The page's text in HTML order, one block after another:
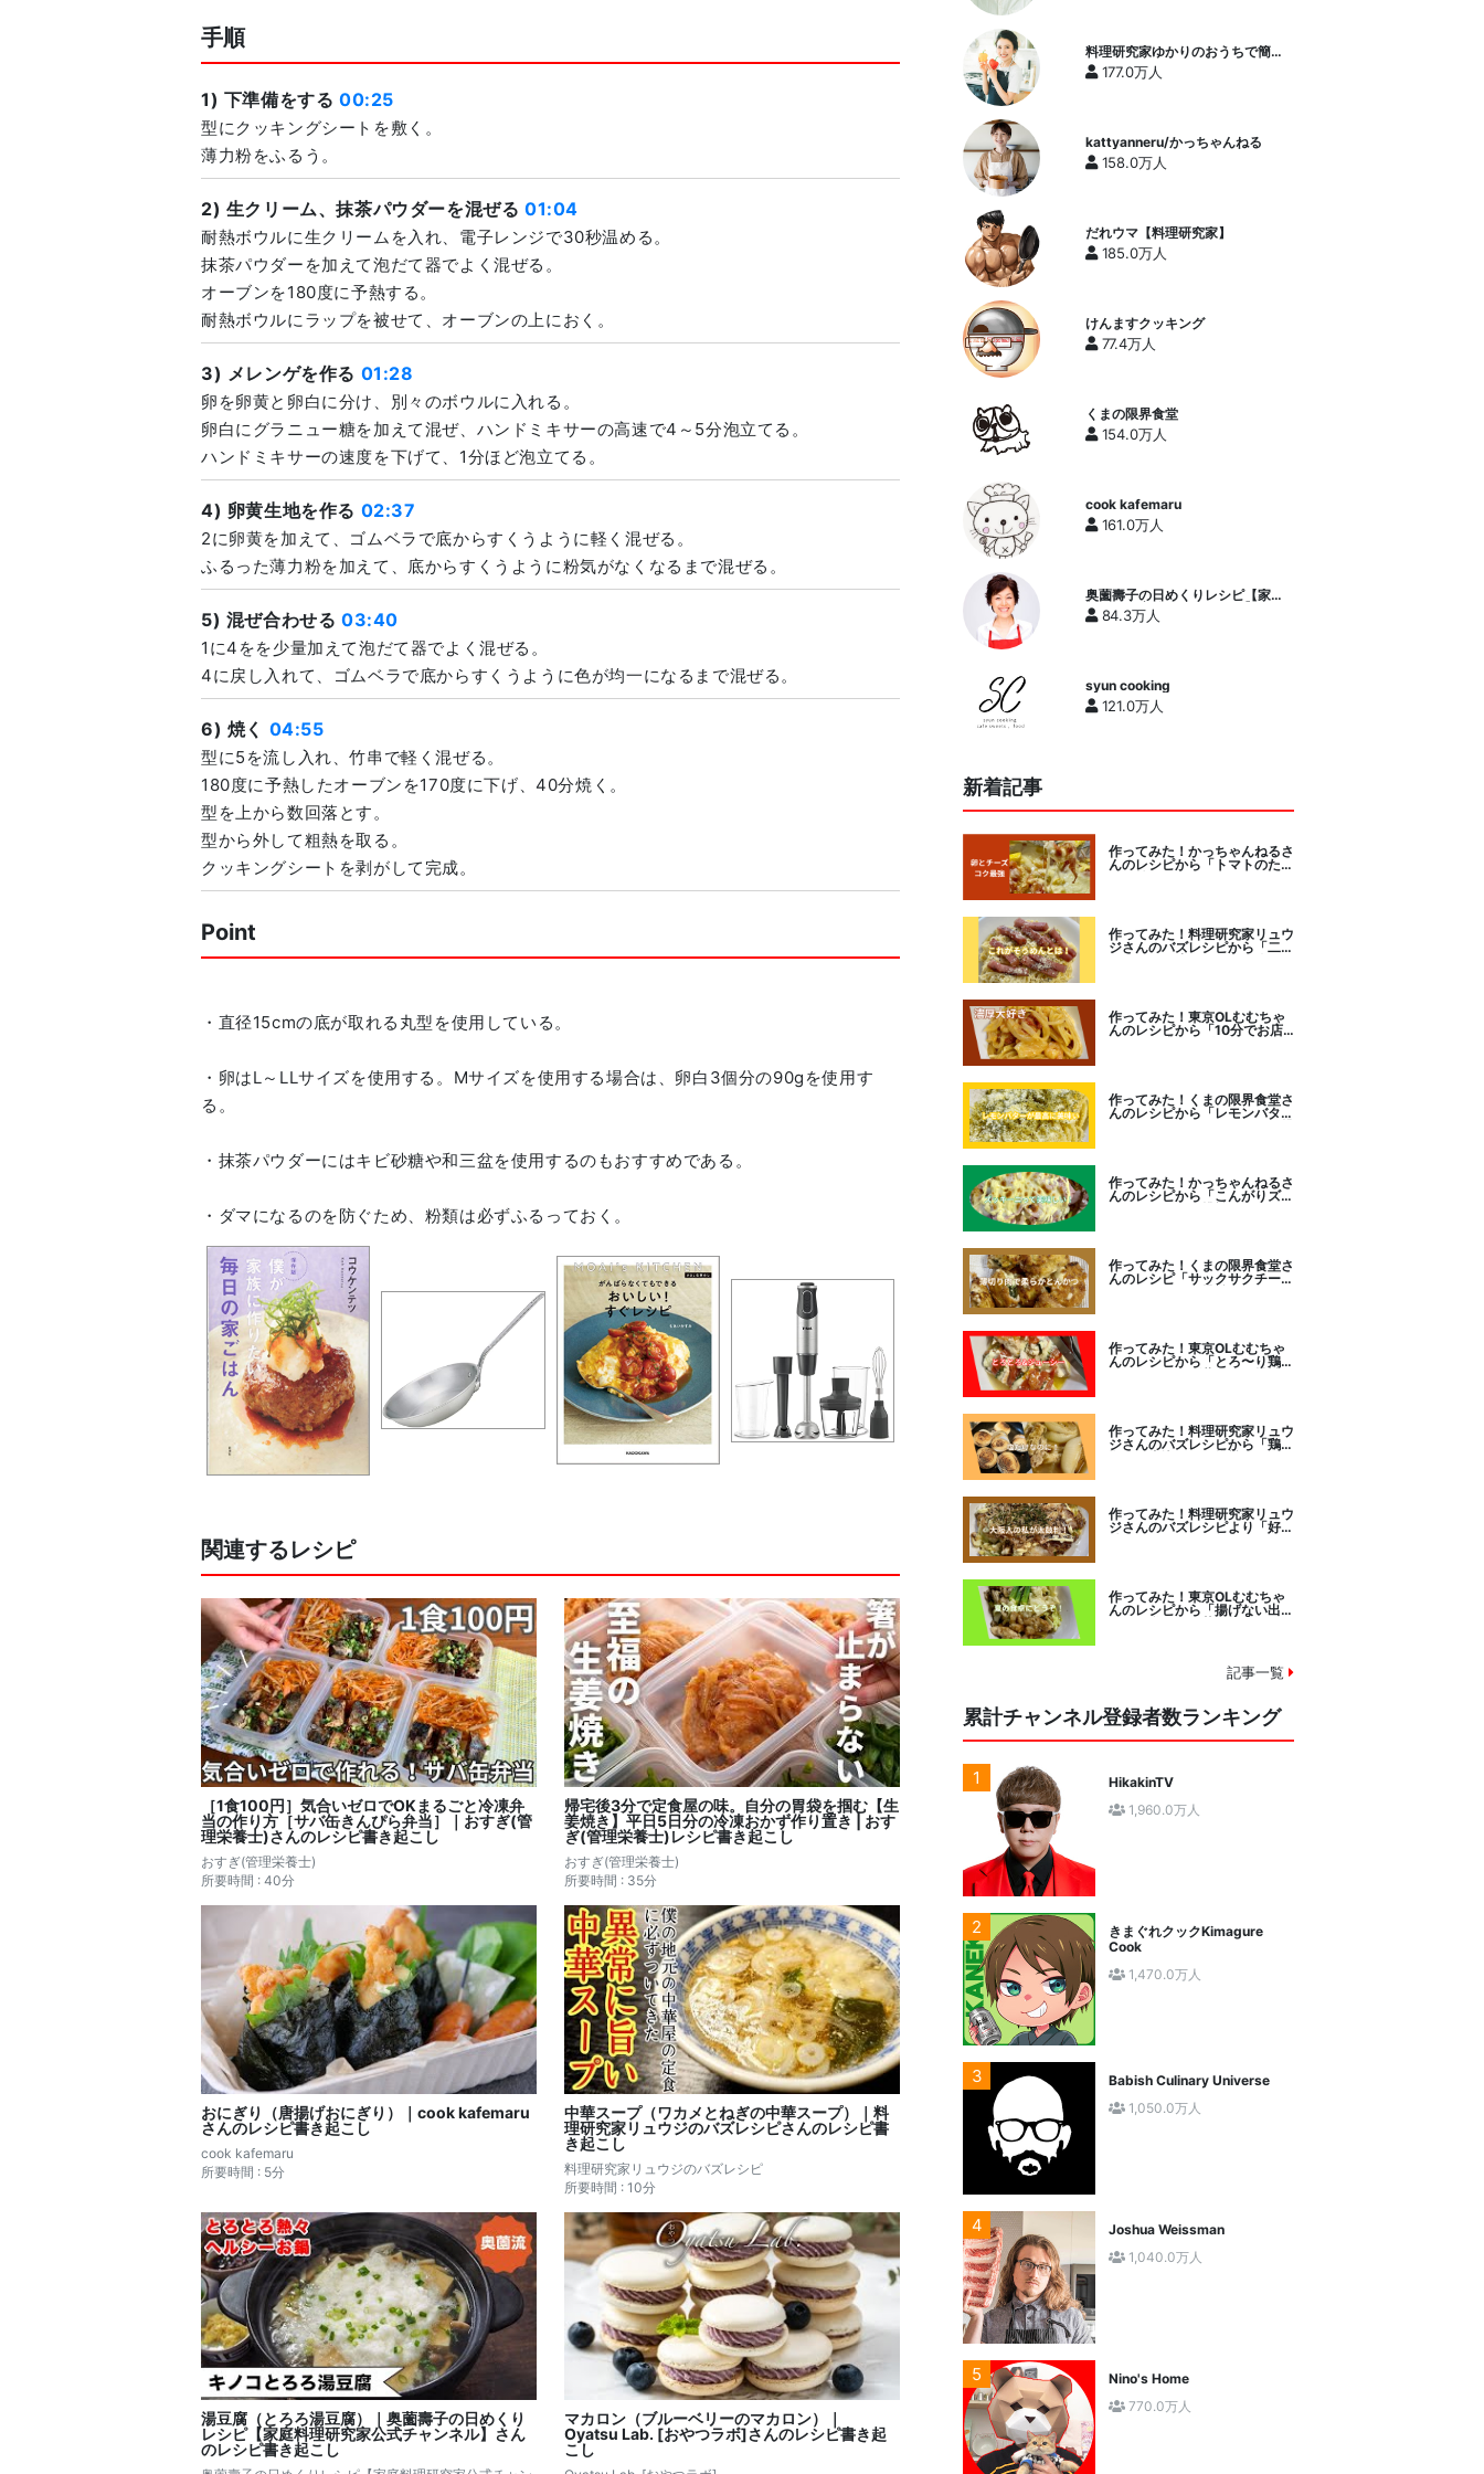
手順
1) 下準備をする00:25
型にクッキングシートを敷く。
薄力粉をふるう。
2) 生クリーム、抹茶パウダーを混ぜる01:04
耐熱ボウルに生クリームを入れ、電子レンジで30秒温める。
抹茶パウダーを加えて泡だて器でよく混ぜる。
オーブンを180度に予熱する。
耐熱ボウルにラップを被せて、オーブンの上におく。
3) メレンゲを作る 01:28
卵を卵黄と卵白に分け、別々のボウルに入れる。
卵白にグラニュー糖を加えて混ぜ、ハンドミキサーの高速で4～5分泡立てる。
ハンドミキサーの速度を下げて、1分ほど泡立てる。
4) 卵黄生地を作る 02:37
2に卵黄を加えて、ゴムベラで底からすくうように軽く混ぜる。
ふるった薄力粉を加えて、底からすくうように粉気がなくなるまで混ぜる。
5) 混ぜ合わせる 03:40
1に4をを少量加えて泡だて器でよく混ぜる。
4に戻し入れて、ゴムベラで底からすくうように色が均一になるまで混ぜる。
6) 焼く 04:55
型に5を流し入れ、竹串で軽く混ぜる。
180度に予熱したオーブンを170度に下げ、40分焼く。
型を上から数回落とす。
型から外して粗熱を取る。
クッキングシートを剥がして完成。
Point
・直径15cmの底が取れる丸型を使用している。
・卵はL～LLサイズを使用する。Mサイズを使用する場合は、卵白3個分の90gを使用す
る。
・抹茶パウダーにはキビ砂糖や和三盆を使用するのもおすすめである。
関連するレシピ
［1食100円］気合いゼロでOKまるごと冷凍弁
当の作り方［サバ缶きんぴら弁当］｜おすぎ(管
理栄養士)さんのレシピ書き起こし
おすぎ(管理栄養士)
所要時間 : 40分
帰宅後3分で定食屋の味。自分の胃袋を掴む【生
姜焼き】平日5日分の冷凍おかず作り置き | おす
ぎ(管理栄養士)レシピ書き起こし
おすぎ(管理栄養士)
所要時間 : 35分
おにぎり（唐揚げおにぎり）｜cook kafemaru
さんのレシピ書き起こし
cook kafemaru
所要時間 : 5分
中華スープ（ワカメとねぎの中華スープ）｜料
理研究家リュウジのバズレシピさんのレシピ書
き起こし
料理研究家リュウジのバズレシピ
所要時間 : 10分
湯豆腐（とろろ湯豆腐）｜奥薗壽子の日めくり
レシピ【家庭料理研究家公式チャンネル】さん
のレシピ書き起こし
マカロン（ブルーベリーのマカロン）｜
Oyatsu Lab. [おやつラボ]さんのレシピ書き起
こし
料理研究家ゆかりのおうちで簡単
レシピ / Yukari's Kitchen
177.0万人
kattyanneru/かっちゃんねる
158.0万人
だれウマ【料理研究家】
185.0万人
けんますクッキング
77.4万人
くまの限界食堂
154.0万人
cook kafemaru
161.0万人
奥薗壽子の日めくりレシピ【家庭
料理研究家公式チャンネル】
84.3万人
syun cooking
121.0万人
新着記事
作ってみた！かっちゃんねるさ
んのレシピから「トマトのたま
作ってみた！料理研究家リュウ
ジさんのバズレシピから「二度
作ってみた！東京OLむむちゃ
んのレシピから「10分でお店
作ってみた！くまの限界食堂さ
んのレシピから「レモンバター
作ってみた！かっちゃんねるさ
んのレシピから「こんがりズッ
作ってみた！くまの限界食堂さ
んのレシピ「サックサクチーズ
作ってみた！東京OLむむちゃ
んのレシピから「とろ〜り鶏む
作ってみた！料理研究家リュウ
ジさんのバズレシピから「鶏の
作ってみた！料理研究家リュウ
ジさんのバズレシピより「好み
作ってみた！東京OLむむちゃ
んのレシピから「揚げない出汁
記事一覧
累計チャンネル登録者数ランキング
1
HikakinTV
1,960.0万人
2
きまぐれクックKimagure
Cook
1,470.0万人
3
Babish Culinary Universe
1,050.0万人
4
Joshua Weissman
1,040.0万人
5
Nino's Home
770.0万人